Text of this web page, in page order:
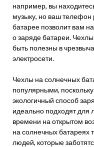
например, вы
музыку, но ваш телефон
батарее позволит вам
о заряде батареи.
быть полезны в
электросети.
Чехлы на солнечных
популярными,
экологичный способ
идеально подходят для
времени на открытом
на солнечных батареях
людей, которые